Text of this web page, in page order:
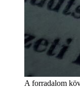
A forradalom